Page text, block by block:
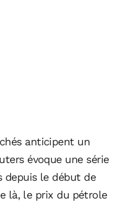
anticipent un
évoque une série
depuis le début de
là, le prix du pétrole